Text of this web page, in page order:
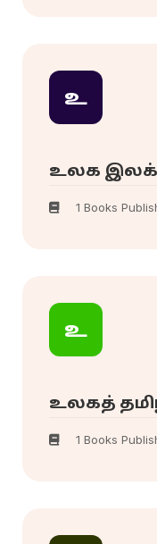
உ
உலக
1 Books
உ
உலகத்
1 Books